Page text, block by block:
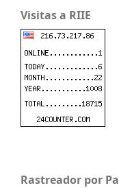
Visitas a RIIE
Rastreador por